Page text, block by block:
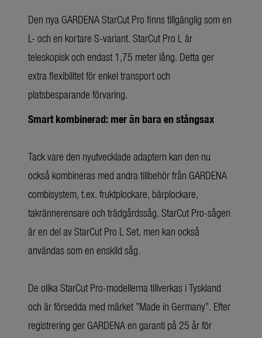
Den nya GARDENA StarCut Pro finns tillgänglig som en
L- och en kortare S-variant. StarCut Pro L är
teleskopisk och endast 1,75 meter lång. Detta ger
extra flexibilitet för enkel transport och
platsbesparande förvaring.
Smart kombinerad: mer än bara en stångsax
Tack vare den nyutvecklade adaptern kan den nu
också kombineras med andra tillbehör från GARDENA
combisystem, t.ex. fruktplockare, bärplockare,
takrännerensare och trädgårdssåg. StarCut Pro-sågen
är en del av StarCut Pro L Set, men kan också
användas som en enskild såg.
De olika StarCut Pro-modellerna tillverkas i Tyskland
och är försedda med märket ”Made in Germany”. Efter
registrering ger GARDENA en garanti på 25 år för